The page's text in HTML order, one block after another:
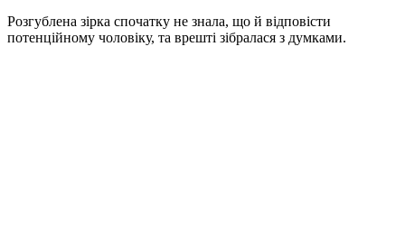
Розгублена зірка спочатку не знала, що й відповісти
потенційному чоловіку, та врешті зібралася з думками.